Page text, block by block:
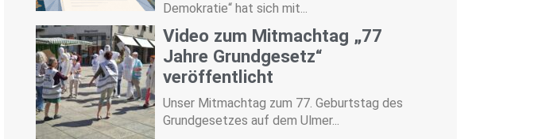
Demokratie“ hat sich mit...
Video zum Mitmachtag „77
Jahre Grundgesetz“
veröffentlicht
Unser Mitmachtag zum 77. Geburtstag des
Grundgesetzes auf dem Ulmer...